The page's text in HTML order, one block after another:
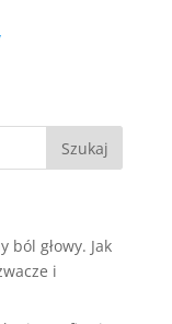
głowy. Jak
i